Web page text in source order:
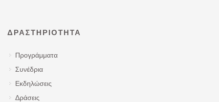
ΔΡΑΣΤΗΡΙΌΤΗΤΑ
Προγράμματα
Συνέδρια
Εκδηλώσεις
Δράσεις